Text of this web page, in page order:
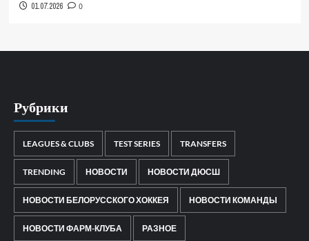
01.07.2026 0
Рубрики
LEAGUES & CLUBS TEST SERIES TRANSFERS
TRENDING НОВОСТИ НОВОСТИ ДЮСШ
НОВОСТИ БЕЛОРУССКОГО ХОККЕЯ НОВОСТИ КОМАНДЫ
НОВОСТИ ФАРМ-КЛУБА РАЗНОЕ